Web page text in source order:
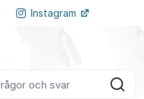
inlägg
Sök
Instagram Fler